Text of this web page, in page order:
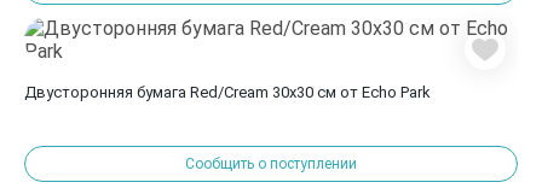
Двусторонняя бумага Red/Cream 30х30 см от Echo Park
Сообщить о поступлении